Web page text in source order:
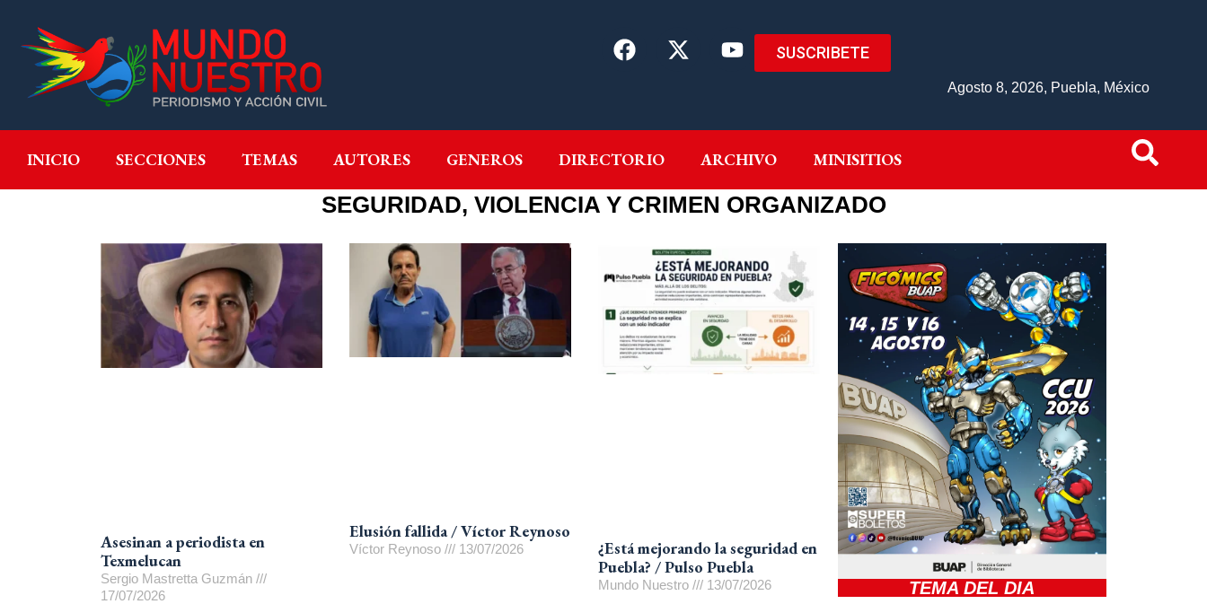
SUSCRIBETE
Agosto 8, 2026, Puebla, México
INICIO SECCIONES TEMAS AUTORES GENEROS DIRECTORIO ARCHIVO MINISITIOS
INICIO SECCIONES GENEROS DIRECTORIO ARCHIVO MINISITIOS
SEGURIDAD, VIOLENCIA Y CRIMEN ORGANIZADO
Asesinan a periodista en
Texmelucan
Sergio Mastretta Guzmán
17/07/2026
Elusión fallida / Víctor Reynoso
Víctor Reynoso 13/07/2026
¿Está mejorando la seguridad en
Puebla? / Pulso Puebla
Mundo Nuestro 13/07/2026 TEMA DEL DIA